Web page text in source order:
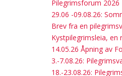
Pilegrimsforum 2026
29.06 -09.08.26:
Brev fra en
Kystpilegrimsleia, en
14.05.26 Åpning av
3.-7.08.26:
18.-23.08.26: